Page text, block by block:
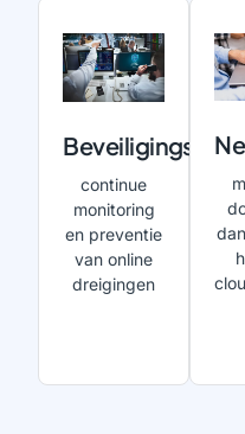
continue
monitoring
en preventie
van online
dreigingen